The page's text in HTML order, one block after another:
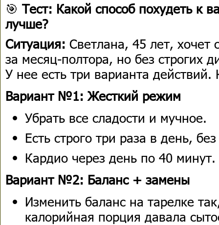
🎯 Тест: Какой способ похудеть к
лучше?
Ситуация: Светлана, 45 лет, хочет
за месяц-полтора, но без строгих
У нее есть три варианта
Вариант №1: Жесткий режим
Убрать все сладости и мучное.
Есть строго три раза в день,
Кардио через день по 40 минут.
Вариант №2: Баланс + замены
Изменить баланс на тарелке
калорийная порция давала